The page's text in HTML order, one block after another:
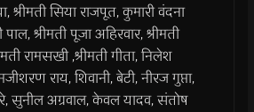
श्रीमती सिया राजपूत, कुमारी वंदना
पाल, श्रीमती पूजा अहिरवार, श्रीमती
रामसखी ,श्रीमती गीता, निलेश
राय, शिवानी, बेटी, नीरज गुप्ता,
सुनील अग्रवाल, केवल यादव, संतोष